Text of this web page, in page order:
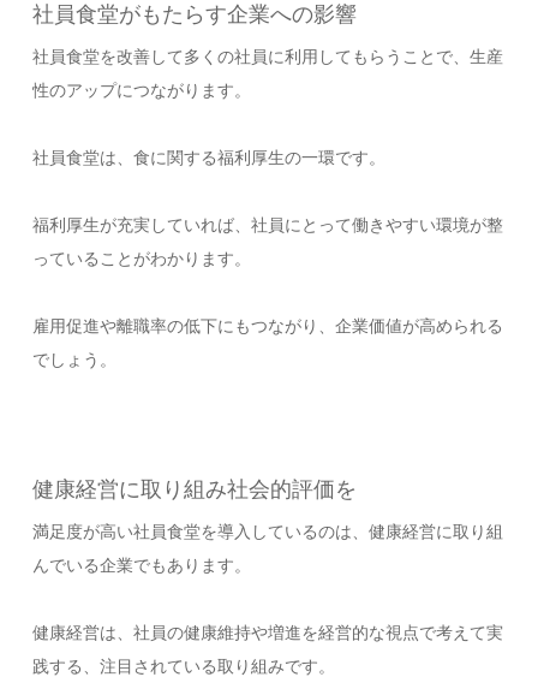
社員食堂がもたらす企業への影響
社員食堂を改善して多くの社員に利用してもらうことで、生産
性のアップにつながります。
社員食堂は、食に関する福利厚生の一環です。
福利厚生が充実していれば、社員にとって働きやすい環境が整
っていることがわかります。
雇用促進や離職率の低下にもつながり、企業価値が高められる
でしょう。
健康経営に取り組み社会的評価を
満足度が高い社員食堂を導入しているのは、健康経営に取り組
んでいる企業でもあります。
健康経営は、社員の健康維持や増進を経営的な視点で考えて実
践する、注目されている取り組みです。